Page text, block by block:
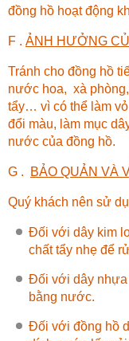
đồng hồ hoạt động
F . ẢNH HƯỞNG
Tránh cho đồng hồ
nước hoa, xà
tẩy… vì có thể làm
đổi màu, làm mục
nước của đồng hồ.
G . BẢO QUẢN VÀ
Quý khách nên sử
Đối với dây kim
chất tẩy nhẹ để
Đối với dây nhựa
bằng nước.
Đối với đồng hồ